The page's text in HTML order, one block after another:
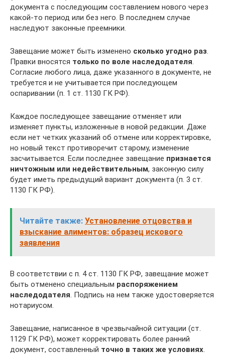
документа с последующим составлением нового через
какой-то период или без него. В последнем случае
наследуют законные преемники.
Завещание может быть изменено сколько угодно раз.
Правки вносятся только по воле наследодателя.
Согласие любого лица, даже указанного в документе, не
требуется и не учитывается при последующем
оспаривании (п. 1 ст. 1130 ГК РФ).
Каждое последующее завещание отменяет или
изменяет пункты, изложенные в новой редакции. Даже
если нет четких указаний об отмене или корректировке,
но новый текст противоречит старому, изменение
засчитывается. Если последнее завещание признается
ничтожным или недействительным, законную силу
будет иметь предыдущий вариант документа (п. 3 ст.
1130 ГК РФ).
Читайте также: Установление отцовства и
взыскание алиментов: образец искового
заявления
В соответствии с п. 4 ст. 1130 ГК РФ, завещание может
быть отменено специальным распоряжением
наследодателя. Подпись на нем также удостоверяется
нотариусом.
Завещание, написанное в чрезвычайной ситуации (ст.
1129 ГК РФ), может корректировать более ранний
документ, составленный точно в таких же условиях.